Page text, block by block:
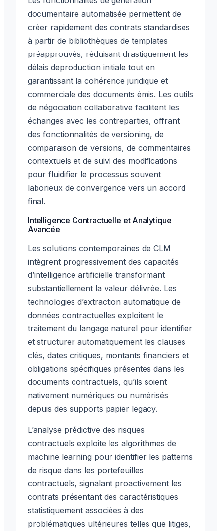
documentaire automatisée permettent de
créer rapidement des contrats standardisés
à partir de bibliothèques de templates
préapprouvés, réduisant drastiquement les
délais deproduction initiale tout en
garantissant la cohérence juridique et
commerciale des documents émis. Les outils
de négociation collaborative facilitent les
échanges avec les contreparties, offrant
des fonctionnalités de versioning, de
comparaison de versions, de commentaires
contextuels et de suivi des modifications
pour fluidifier le processus souvent
laborieux de convergence vers un accord
final.
Intelligence Contractuelle et Analytique
Avancée
Les solutions contemporaines de CLM
intègrent progressivement des capacités
d’intelligence artificielle transformant
substantiellement la valeur délivrée. Les
technologies d’extraction automatique de
données contractuelles exploitent le
traitement du langage naturel pour identifier
et structurer automatiquement les clauses
clés, dates critiques, montants financiers et
obligations spécifiques présentes dans les
documents contractuels, qu’ils soient
nativement numériques ou numérisés
depuis des supports papier legacy.
L’analyse prédictive des risques
contractuels exploite les algorithmes de
machine learning pour identifier les patterns
de risque dans les portefeuilles
contractuels, signalant proactivement les
contrats présentant des caractéristiques
statistiquement associées à des
problématiques ultérieures telles que litiges,